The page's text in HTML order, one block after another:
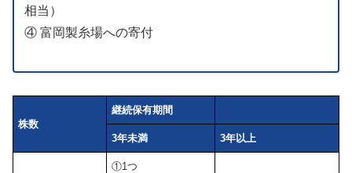
相当）
④ 富岡製糸場への寄付
株数
継続保有期間
3年未満 3年以上
①1つ